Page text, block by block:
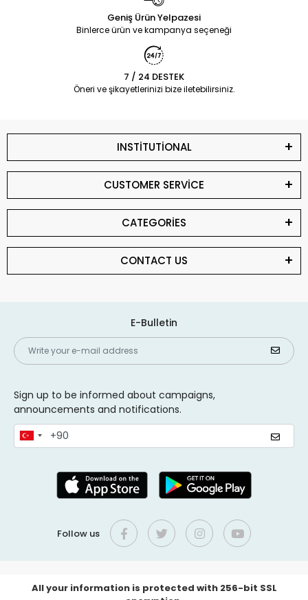
Geniş Ürün Yelpazesi
Binlerce ürün ve kampanya seçeneği
7 / 24 DESTEK
Öneri ve şikayetlerinizi bize iletebilirsiniz.
INSTİTUTİONAL
CUSTOMER SERVİCE
CATEGORİES
CONTACT US
E-Bulletin
Sign up to be informed about campaigns,
announcements and notifications.
Follow us
All your information is protected with 256-bit SSL